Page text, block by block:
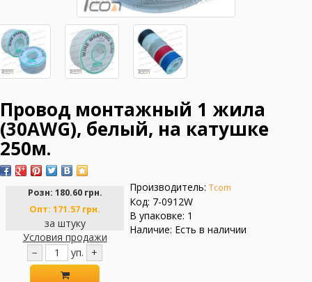
Провод монтажный 1 жила
(30AWG), белый, на катушке
250м.
Розн: 180.60 грн.
Опт: 171.57 грн.
за штуку
Условия продажи
−
уп. +
Производитель: Tcom
Код: 7-0912W
В упаковке: 1
Наличие: Есть в наличии